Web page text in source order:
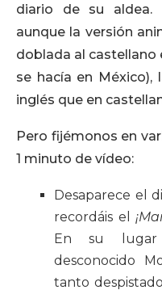
diario de su aldea.
aunque la versión
doblada al castellano
se hacía en
inglés que en
Pero fijémonos en
1 minuto de vídeo:
Desaparece el
recordáis el
En su
desconocido
tanto